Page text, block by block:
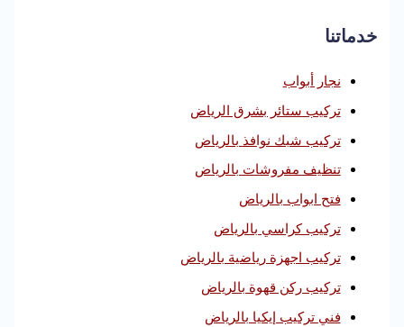
خدماتنا
نجار أبواب
تركيب ستائر بشرق الرياض
تركيب شبك نوافذ بالرياض
تنظيف مفروشات بالرياض
فتح ابواب بالرياض
تركيب كراسي بالرياض
تركيب اجهزة رياضية بالرياض
تركيب ركن قهوة بالرياض
فني تركيب إيكيا بالرياض